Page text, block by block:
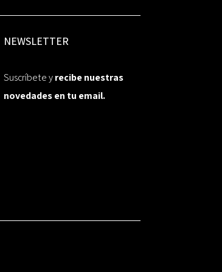
NEWSLETTER
Suscríbete yrecibe nuestras
novedades en tu email.